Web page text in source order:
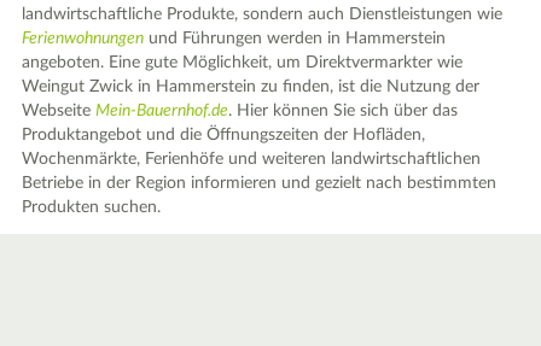
landwirtschaftliche Produkte, sondern auch Dienstleistungen wie
Ferienwohnungen und Führungen werden in Hammerstein
angeboten. Eine gute Möglichkeit, um Direktvermarkter wie
Weingut Zwick in Hammerstein zu finden, ist die Nutzung der
WebseiteMein-Bauernhof.de. Hier können Sie sich über das
Produktangebot und die Öffnungszeiten der Hofläden,
Wochenmärkte, Ferienhöfe und weiteren landwirtschaftlichen
Betriebe in der Region informieren und gezielt nach bestimmten
Produkten suchen.